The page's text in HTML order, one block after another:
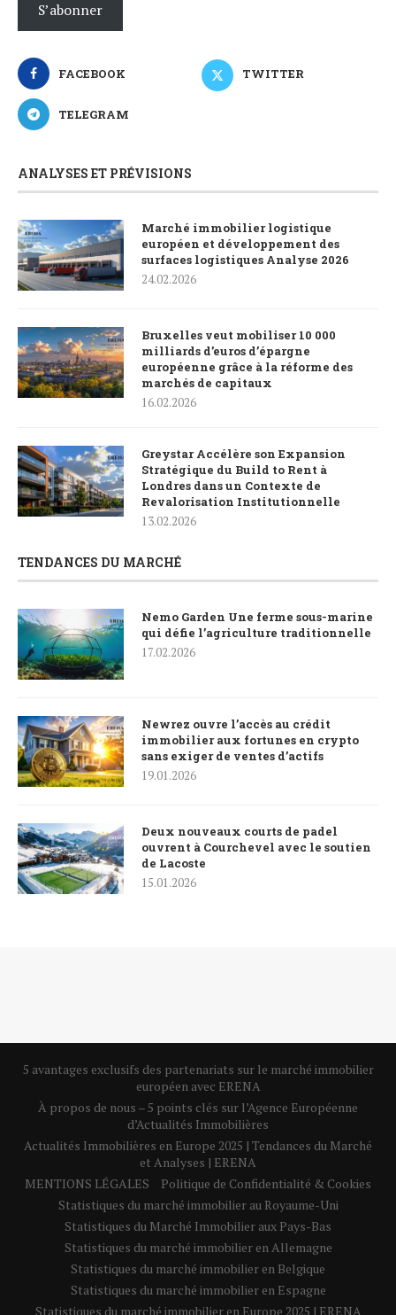
S’abonner
FACEBOOK TWITTER
TELEGRAM
ANALYSES ET PRÉVISIONS
Marché immobilier logistique
européen et développement des
surfaces logistiques Analyse 2026
24.02.2026
Bruxelles veut mobiliser 10 000
milliards d’euros d’épargne
européenne grâce à la réforme des
marchés de capitaux
16.02.2026
Greystar Accélère son Expansion
Stratégique du Build to Rent à
Londres dans un Contexte de
Revalorisation Institutionnelle
13.02.2026
TENDANCES DU MARCHÉ
Nemo Garden Une ferme sous-marine
qui défie l’agriculture traditionnelle
17.02.2026
Newrez ouvre l’accès au crédit
immobilier aux fortunes en crypto
sans exiger de ventes d’actifs
19.01.2026
Deux nouveaux courts de padel
ouvrent à Courchevel avec le soutien
de Lacoste
15.01.2026
5 avantages exclusifs des partenariats sur le marché immobilier
européen avec ERENA
À propos de nous – 5 points clés sur l’Agence Européenne
d’Actualités Immobilières
Actualités Immobilières en Europe 2025 | Tendances du Marché
et Analyses | ERENA
MENTIONS LÉGALES
Politique de Confidentialité & Cookies
Statistiques du marché immobilier au Royaume-Uni
Statistiques du Marché Immobilier aux Pays-Bas
Statistiques du marché immobilier en Allemagne
Statistiques du marché immobilier en Belgique
Statistiques du marché immobilier en Espagne
Statistiques du marché immobilier en Europe 2025 | ERENA